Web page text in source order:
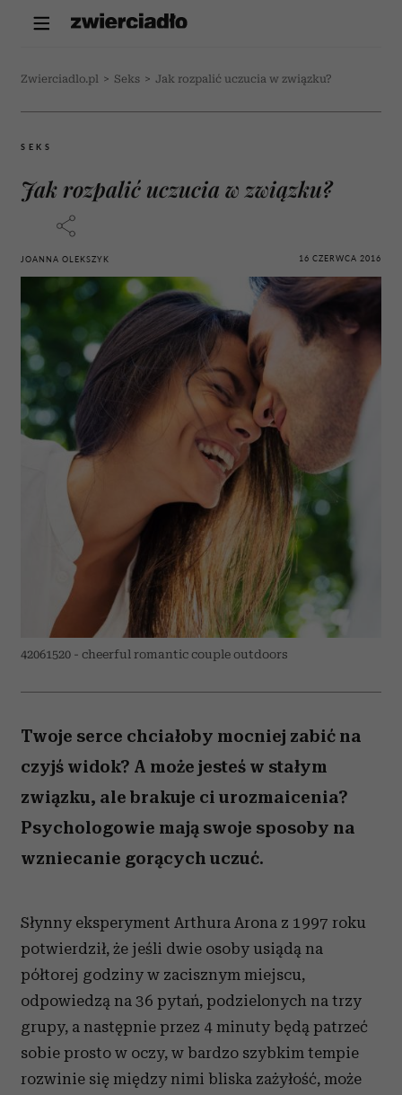
Zwierciadlo.pl > Seks > Jak rozpalić uczucia w związku?
SEKS
Jak rozpalić uczucia w związku?
JOANNA OLEKSZYK 16 CZERWCA 2016
42061520 - cheerful romantic couple outdoors
Twoje serce chciałoby mocniej zabić na
czyjś widok? A może jesteś w stałym
związku, ale brakuje ci urozmaicenia?
Psychologowie mają swoje sposoby na
wzniecanie gorących uczuć.
Słynny eksperyment Arthura Arona z 1997 roku
potwierdził, że jeśli dwie osoby usiądą na
półtorej godziny w zacisznym miejscu,
odpowiedzą na 36 pytań, podzielonych na trzy
grupy, a następnie przez 4 minuty będą patrzeć
sobie prosto w oczy, w bardzo szybkim tempie
rozwinie się między nimi bliska zażyłość, może